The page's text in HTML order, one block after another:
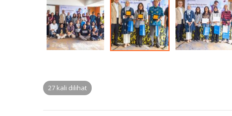
27 kali dilihat